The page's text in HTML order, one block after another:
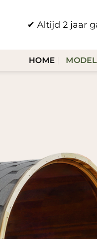
✔ Altijd 2 jaar
HOME